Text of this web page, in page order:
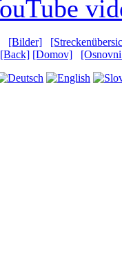
[Bilder]
[Back] [Domov]